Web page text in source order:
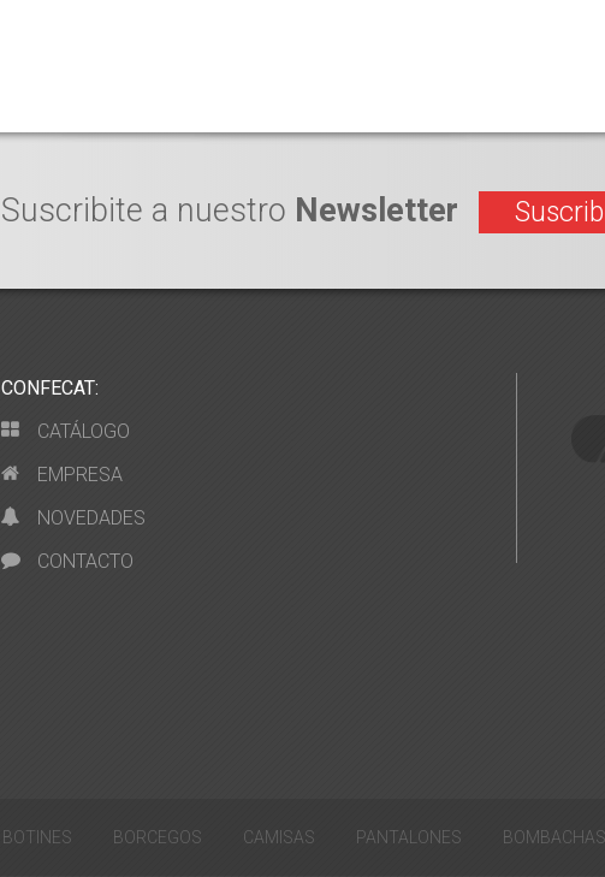
Suscribite a nuestro Newsletter
CONFECAT:
CATÁLOGO
EMPRESA
NOVEDADES
CONTACTO
BOTINES BORCEGOS CAMISAS PANTALONES BOMBACHAS